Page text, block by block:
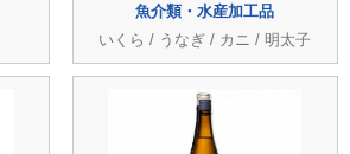
魚介類・水産加工品
いくら / うなぎ / カニ / 明太子